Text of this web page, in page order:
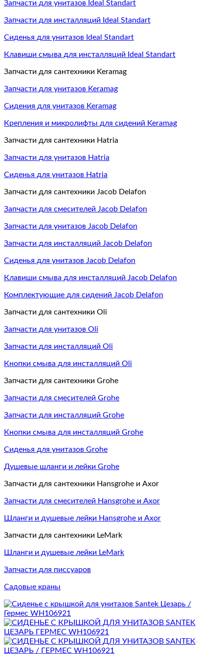
Запчасти для унитазов Ideal Standart
Запчасти для инсталляций Ideal Standart
Сиденья для унитазов Ideal Standart
Клавиши смыва для инсталляций Ideal Standart
Запчасти для сантехники Keramag
Запчасти для унитазов Keramag
Сидения для унитазов Keramag
Крепления и микролифты для сидений Keramag
Запчасти для сантехники Hatria
Запчасти для унитазов Hatria
Сиденья для унитазов Hatria
Запчасти для сантехники Jacob Delafon
Запчасти для смесителей Jacob Delafon
Запчасти для унитазов Jacob Delafon
Запчасти для инсталляций Jacob Delafon
Сиденья для унитазов Jacob Delafon
Клавиши смыва для инсталляций Jacob Delafon
Комплектующие для сидений Jacob Delafon
Запчасти для сантехники Oli
Запчасти для унитазов Oli
Запчасти для инсталляций Oli
Кнопки смыва для инсталляций Oli
Запчасти для сантехники Grohe
Запчасти для смесителей Grohe
Запчасти для инсталляций Grohe
Кнопки смыва для инсталляций Grohe
Сиденья для унитазов Grohe
Душевые шланги и лейки Grohe
Запчасти для сантехники Hansgrohe и Axor
Запчасти для смесителей Hansgrohe и Axor
Шланги и душевые лейки Hansgrohe и Axor
Запчасти для сантехники LeMark
Шланги и душевые лейки LeMark
Запчасти для писсуаров
Садовые краны